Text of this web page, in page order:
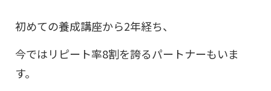
初めての養成講座から2年経ち、
今ではリピート率8割を誇るパートナーもいま
す。